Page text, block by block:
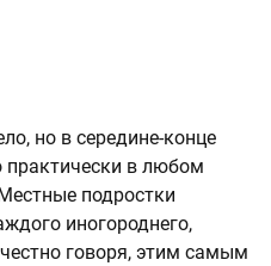
но в середине-конце
в любом
подростки
иногороднего,
говоря, этим самым